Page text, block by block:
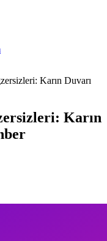
Karın Duvarı
Karın